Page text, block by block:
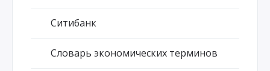
Ситибанк
Словарь экономических терминов